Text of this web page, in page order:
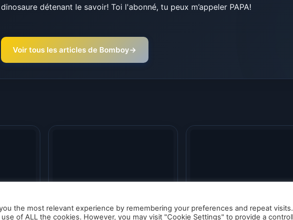
dinosaure détenant le savoir! Toi l'abonné, tu peux m’appeler PAPA!
Voir tous les articles de Bomboy→
Valorant -Riot Games
Valorant –
the most relevant experience by remembering your preferences and repeat
of ALL the cookies. However, you may visit "Cookie Settings" to provide a